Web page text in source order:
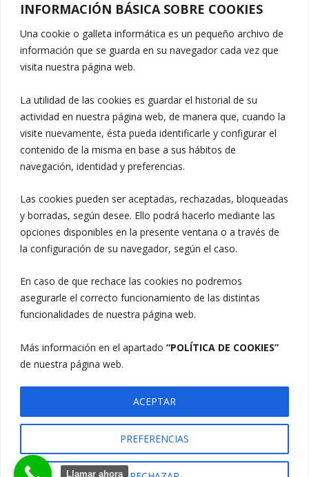
INFORMACIÓN BÁSICA SOBRE COOKIES
Una cookie o galleta informática es un pequeño archivo de
información que se guarda en su navegador cada vez que
visita nuestra página web.
La utilidad de las cookies es guardar el historial de su
actividad en nuestra página web, de manera que, cuando la
visite nuevamente, ésta pueda identificarle y configurar el
contenido de la misma en base a sus hábitos de
navegación, identidad y preferencias.
Las cookies pueden ser aceptadas, rechazadas, bloqueadas
y borradas, según desee. Ello podrá hacerlo mediante las
opciones disponibles en la presente ventana o a través de
la configuración de su navegador, según el caso.
En caso de que rechace las cookies no podremos
asegurarle el correcto funcionamiento de las distintas
funcionalidades de nuestra página web.
Más información en el apartado “POLÍTICA DE COOKIES”
de nuestra página web.
PREFERENCIAS
ACEPTAR
Escuelas
Contacto
Contacto
Móvil: 682 319 867
Telf.: 914 885 134
Telf.: 914 954 208 (15 Treinta Sport Café)
Avda. Jorge Oteiza, 3 28850 Torrejón de Ardoz
(Madrid)
Copyright © 2026Club Pádel Soto Torrejón|Aviso Legal|
Política De Privacidad|Política De Cookies|Signify
Llamar ahora